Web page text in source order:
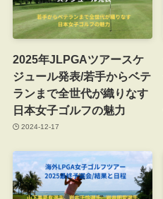
2025年JLPGAツアースケ
ジュール発表/若手からベテ
ランまで全世代が織りなす
日本女子ゴルフの魅力
2024-12-17